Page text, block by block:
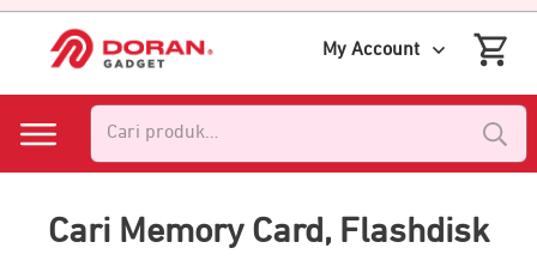
My Account
Cari Memory Card, Flashdisk